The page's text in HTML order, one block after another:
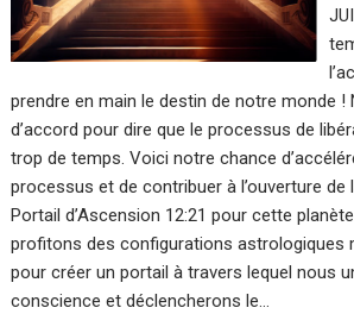
prendre en main le destin de notre monde
d’accord pour dire que le processus de
trop de temps. Voici notre chance
processus et de contribuer à l’ouverture de
Portail d’Ascension 12:21 pour cette
profitons des configurations astrologiques
pour créer un portail à travers lequel nous
conscience et déclencherons le…